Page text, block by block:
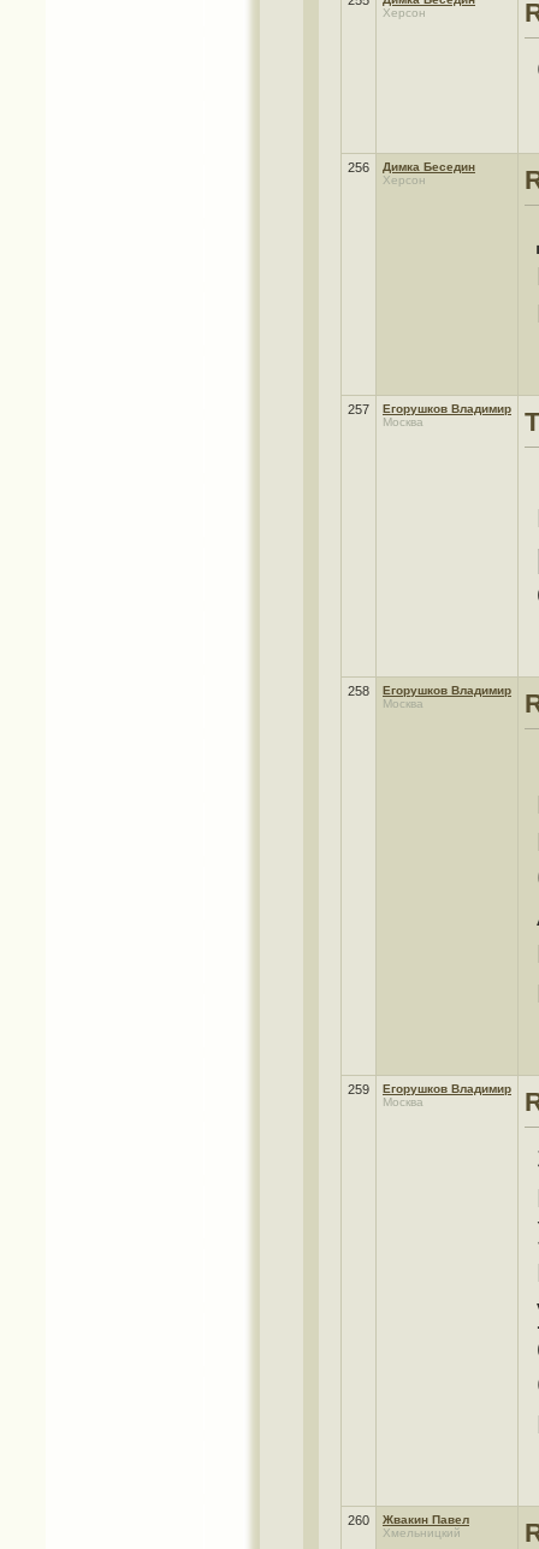
Херсон
256
Димка Беседин
Херсон
257
Егорушков Владимир
Москва
258
Егорушков Владимир
Москва
259
Егорушков Владимир
Москва
260
Жвакин Павел
Хмельницкий